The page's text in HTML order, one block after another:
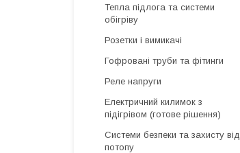
Тепла підлога та системи
обігріву
Розетки і вимикачі
Гофровані труби та фітинги
Реле напруги
Електричний килимок з
підігрівом (готове рішення)
Системи безпеки та захисту від
потопу